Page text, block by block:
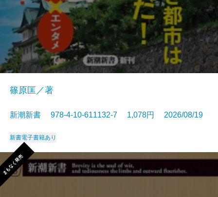
篠原匡／著
新潮新書 978-4-10-611132-7 1,078円 2026/08/19
新書電子書籍あり
まもなく発売